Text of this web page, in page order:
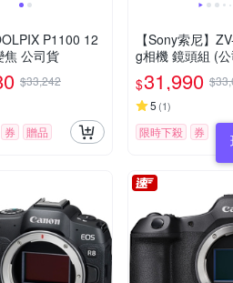
P1100 12
焦 公司貨
$33,242
券 贈品
【Sony索尼】
g相機 鏡頭組 (公
8+6個月)
$31,990
5 (1)
限時下殺 券